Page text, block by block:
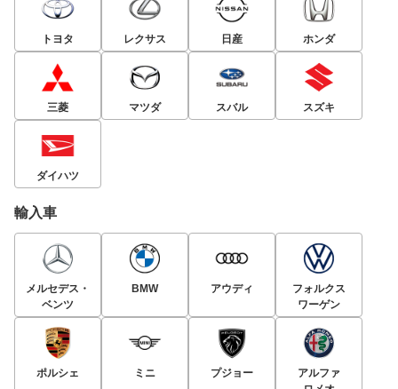
トヨタ レクサス 日産 ホンダ
三菱 マツダ スバル スズキ
ダイハツ
輸入車
メルセデス・
ベンツ
BMW アウディ
フォルクス
ワーゲン
ポルシェ ミニ プジョー
アルファ